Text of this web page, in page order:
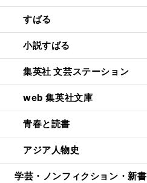
すばる
小説すばる
集英社 文芸ステーション
web 集英社文庫
青春と読書
アジア人物史
学芸・ノンフィクション・新書